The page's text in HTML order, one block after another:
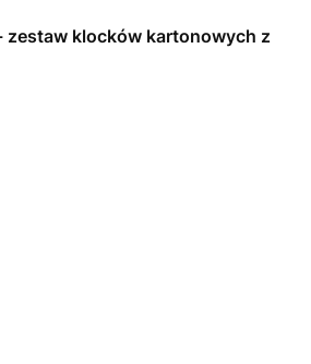
- zestaw klocków kartonowych z